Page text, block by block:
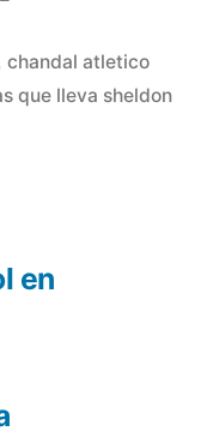
chandal atletico
que lleva sheldon
en